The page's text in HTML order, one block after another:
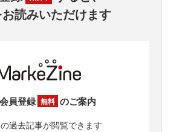
読みいただけます
員登録 無料 のご案内
の過去記事が閲覧できます